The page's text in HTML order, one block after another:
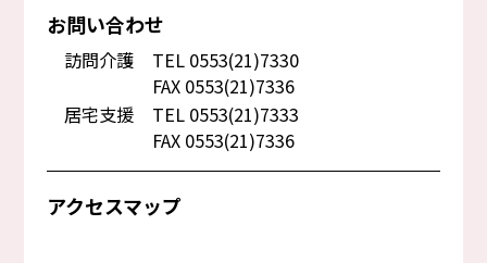
お問い合わせ
訪問介護
TEL 0553(21)7330
FAX 0553(21)7336
居宅支援
TEL 0553(21)7333
FAX 0553(21)7336
アクセスマップ